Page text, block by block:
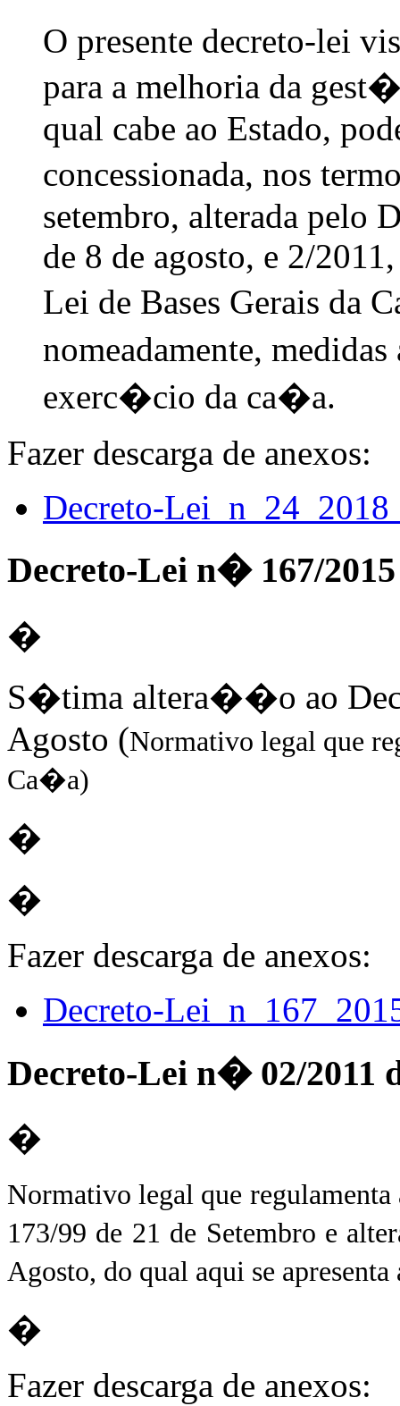
O presente decreto-lei
para a melhoria da
qual cabe ao Estado,
concessionada, nos
setembro, alterada pelo
de 8 de agosto, e 2/
Lei de Bases Gerais da
nomeadamente,
exerc�cio da ca�a.
Fazer descarga de anexos:
Decreto-
Decreto-Lei n� 167/2015
�
S�tima altera��o ao
Agosto (Normativo legal que
Ca�a)
�
�
Fazer descarga de anexos:
Decreto-
Decreto-Lei n� 02/2011
�
Normativo legal que
173/99 de 21 de Setembro e
Agosto, do qual aqui se
�
Fazer descarga de anexos: